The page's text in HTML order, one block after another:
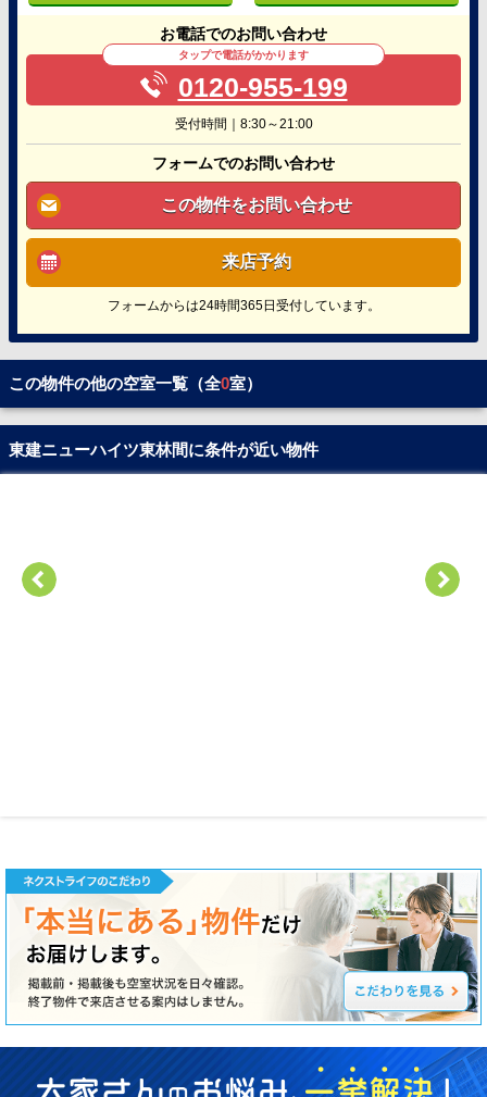
お電話でのお問い合わせ
タップで電話がかかります
0120-955-199
受付時間｜8:30～21:00
フォームでのお問い合わせ
この物件をお問い合わせ
来店予約
フォームからは24時間365日受付しています。
この物件の他の空室一覧（全0室）
東建ニューハイツ東林間に条件が近い物件